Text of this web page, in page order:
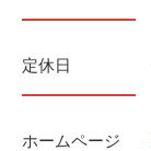
定休日
ホームページ